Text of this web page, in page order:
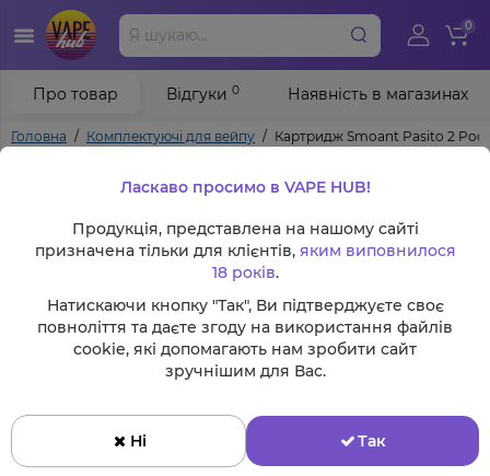
0
Головна Комплектуючі для вейпу Картридж Smoant Pasito 2
Про товар Відгуки 0 Наявність в магазинах
Ласкаво просимо в VAPE HUB!
Продукція, представлена на нашому сайті
призначена тільки для клієнтів, яким виповнилося
18 років.
Натискаючи кнопку "Так", Ви підтверджуєте своє
повноліття та даєте згоду на використання файлів
cookie, які допомагають нам зробити сайт
зручнішим для Вас.
Ні Так